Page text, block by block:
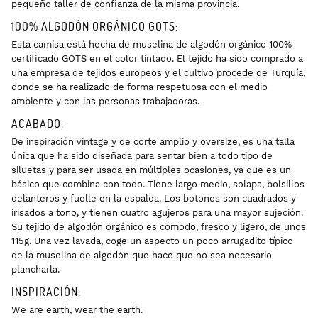
pequeño taller de confianza de la misma provincia.
100% ALGODÓN ORGÁNICO GOTS:
Esta camisa está hecha de muselina de algodón orgánico 100%
certificado GOTS en el color tintado. El tejido ha sido comprado a
una empresa de tejidos europeos y el cultivo procede de Turquía,
donde se ha realizado de forma respetuosa con el medio
ambiente y con las personas trabajadoras.
ACABADO:
De inspiración vintage y de corte amplio y oversize, es una talla
única que ha sido diseñada para sentar bien a todo tipo de
siluetas y para ser usada en múltiples ocasiones, ya que es un
básico que combina con todo. Tiene largo medio, solapa, bolsillos
delanteros y fuelle en la espalda. Los botones son cuadrados y
irisados a tono, y tienen cuatro agujeros para una mayor sujeción.
Su tejido de algodón orgánico es cómodo, fresco y ligero, de unos
115g. Una vez lavada, coge un aspecto un poco arrugadito típico
de la muselina de algodón que hace que no sea necesario
plancharla.
INSPIRACIÓN:
We are earth, wear the earth.